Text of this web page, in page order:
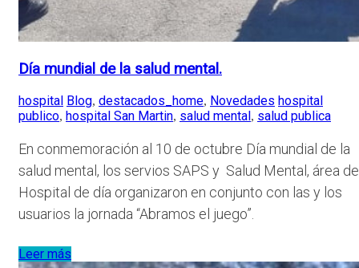
Día mundial de la salud mental.
hospital Blog, destacados_home, Novedades hospital
publico, hospital San Martin, salud mental, salud publica
En conmemoración al 10 de octubre Día mundial de la
salud mental, los servios SAPS y Salud Mental, área de
Hospital de día organizaron en conjunto con las y los
usuarios la jornada “Abramos el juego”.
Leer más